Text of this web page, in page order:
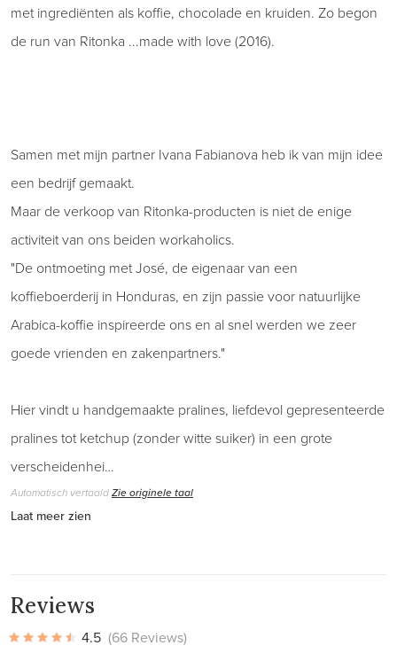
met ingrediënten als koffie, chocolade en kruiden. Zo begon
de run van Ritonka ...made with love (2016).
Samen met mijn partner Ivana Fabianova heb ik van mijn idee
een bedrijf gemaakt.
Maar de verkoop van Ritonka-producten is niet de enige
activiteit van ons beiden workaholics.
"De ontmoeting met José, de eigenaar van een
koffieboerderij in Honduras, en zijn passie voor natuurlijke
Arabica-koffie inspireerde ons en al snel werden we zeer
goede vrienden en zakenpartners."
Hier vindt u handgemaakte pralines, liefdevol gepresenteerde
pralines tot ketchup (zonder witte suiker) in een grote
verscheidenhei…
Automatisch vertaaldZie originele taal
Laat meer zien
Reviews
4.5 (66 Reviews)